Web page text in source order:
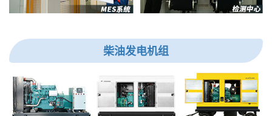
柴油发电机组